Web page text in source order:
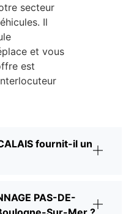
secteur
Il
et vous
est
fournit-il un
PAS-DE-